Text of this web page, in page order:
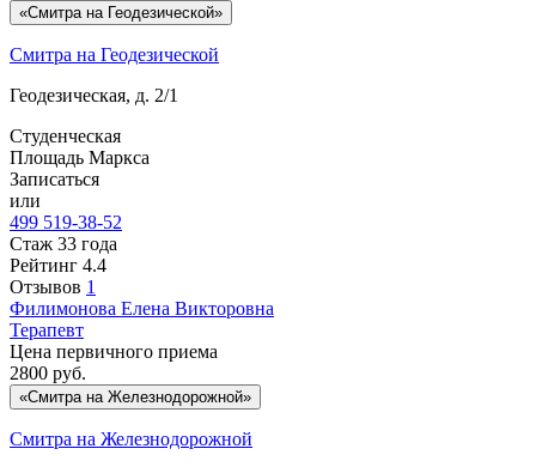
«Смитра на Геодезической»
Смитра на Геодезической
Геодезическая, д. 2/1
Студенческая
Площадь Маркса
Записаться
или
499 519-38-52
Стаж 33 года
Рейтинг 4.4
Отзывов 1
Филимонова Елена Викторовна
Терапевт
Цена первичного приема
2800 руб.
«Смитра на Железнодорожной»
Смитра на Железнодорожной